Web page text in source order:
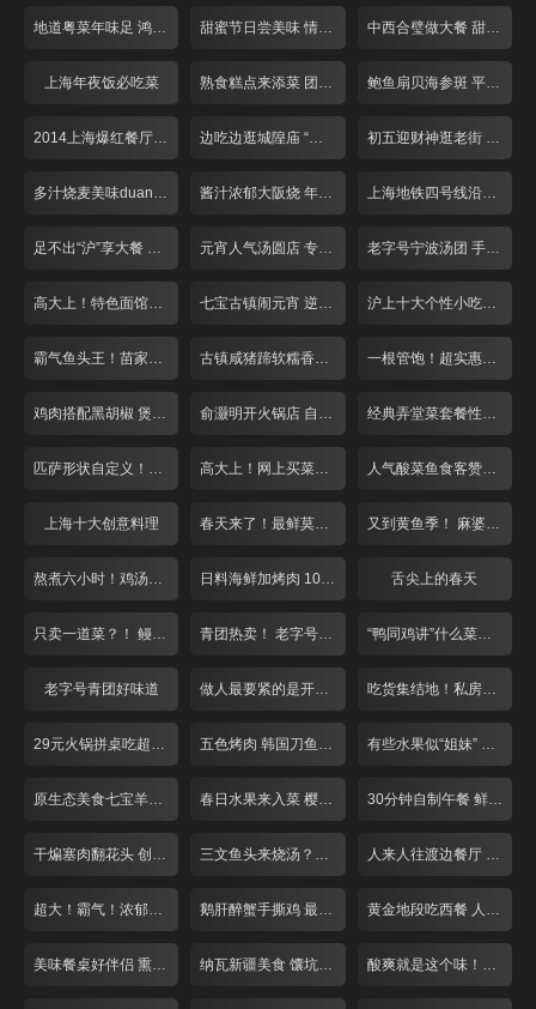
地道粤菜年味足 鸿运当头好口彩 甜蜜节日尝美味 情人节前攻略多 中西合璧做大餐 甜蜜度过情人节！
上海年夜饭必吃菜 熟食糕点来添菜 团团圆圆庆新年 鲍鱼扇贝海参斑 平价海鲜吃过瘾！
2014上海爆红餐厅盘点 边吃边逛城隍庙 “飙”汁美味吃不停 初五迎财神逛老街 习俗美食吃起来
多汁烧麦美味duang不停 酱汁浓郁大阪烧 年糕也能玩拉丝 上海地铁四号线沿路美食大搜罗
足不出“沪”享大餐 全国各地家乡菜一网打尽！ 元宵人气汤圆店 专注手工十五年！ 老字号宁波汤团 手工现做日销5万只！
高大上！特色面馆点菜买单全自助 葱花香菜自由选 七宝古镇闹元宵 逆天炒汤圆又辣又脆 沪上十大个性小吃老板娘盘点
霸气鱼头王！苗家生鱼头端上桌 古镇咸猪蹄软糯香人均仅需30元！ 一根管饱！超实惠羊棒骨美味众人夸
鸡肉搭配黑胡椒 煲出来的好味道！ 俞灏明开火锅店 自制神秘底料风味独特 经典弄堂菜套餐性价比超高白领赞不绝口
匹萨形状自定义！大白版面团萌翻天 高大上！网上买菜免费送！ 人气酸菜鱼食客赞不绝口
上海十大创意料理 春天来了！最鲜莫过小河鲜！ 又到黄鱼季！ 麻婆豆腐来抢戏！
熬煮六小时！鸡汤泡饭哪家强？ 日料海鲜加烤肉 108元吃到爽！ 舌尖上的春天
只卖一道菜？！ 鳗鱼料理不一般 青团热卖！ 老字号遇上夫妻老婆店 “鸭同鸡讲”什么菜？正宗川味麻！香！辣！
老字号青团好味道 做人最要紧的是开心面馆 泡椒鸡杂面 吃货集结地！私房川菜探营记
29元火锅拼桌吃超实惠！ 五色烤肉 韩国刀鱼 刮起思密达旋风！ 有些水果似“姐妹” 让你傻傻分不清楚
原生态美食七宝羊肉串 春日水果来入菜 樱桃咕咾肉最香浓 30分钟自制午餐 鲜虾天妇罗红豆饭
干煸塞肉翻花头 创意手法烧豆腐 三文鱼头来烧汤？胡椒调味更是鲜！ 人来人往渡边餐厅 超大炸猪排
超大！霸气！浓郁海鲜饭任性吃！ 鹅肝醉蟹手撕鸡 最是浓郁酒香菜！ 黄金地段吃西餐 人均24元亲民价
美味餐桌好伴侣 熏鱼小店人气爆棚！ 纳瓦新疆美食 馕坑焖羊腿 限量50份 酸爽就是这个味！巧用猪蹄做酸汤